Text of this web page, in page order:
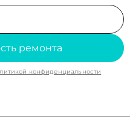
ремонта
конфиденциальности